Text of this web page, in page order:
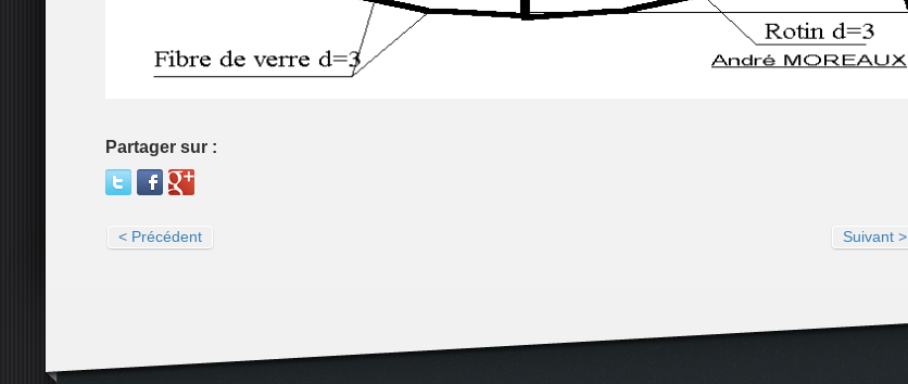
Partager sur :
< Précédent Suivant >